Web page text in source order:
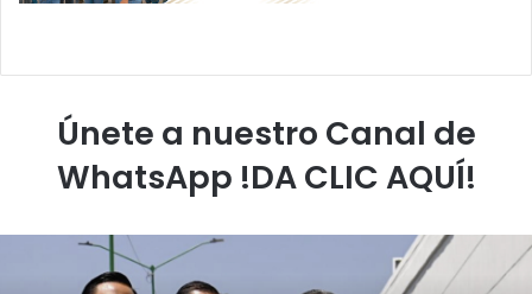
Únete a nuestro Canal de
WhatsApp !DA CLIC AQUÍ!